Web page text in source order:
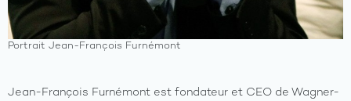
Portrait Jean-François Furnémont
Jean-François Furnémont est fondateur et CEO de Wagner-